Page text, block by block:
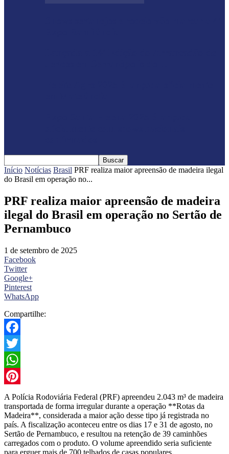
Início Notícias Brasil PRF realiza maior apreensão de madeira ilegal
do Brasil em operação no...
PRF realiza maior apreensão de madeira
ilegal do Brasil em operação no Sertão de
Pernambuco
1 de setembro de 2025
Facebook
Twitter
Google+
Pinterest
WhatsApp
Compartilhe:
Facebook
Twitter
WhatsApp
Pinterest
A Polícia Rodoviária Federal (PRF) apreendeu 2.043 m³ de madeira
transportada de forma irregular durante a operação **Rotas da
Madeira**, considerada a maior ação desse tipo já registrada no
país. A fiscalização aconteceu entre os dias 17 e 31 de agosto, no
Sertão de Pernambuco, e resultou na retenção de 39 caminhões
carregados com o produto. O volume apreendido seria suficiente